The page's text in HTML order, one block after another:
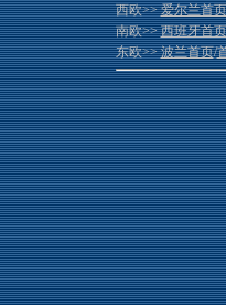
西欧>>爱尔兰首页
南欧>>西班牙首页
东欧>>波兰首页/